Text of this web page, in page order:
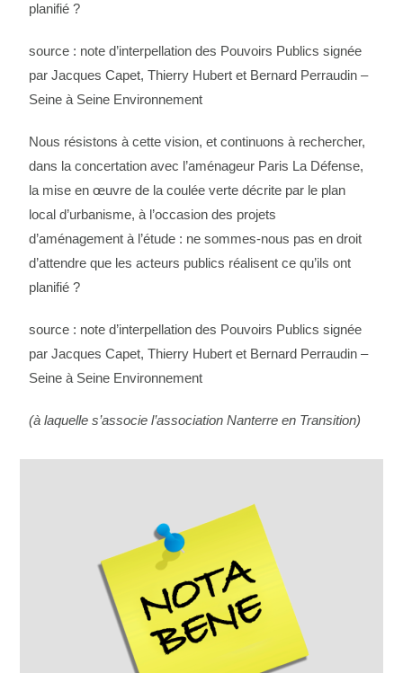
planifié ?
source : note d’interpellation des Pouvoirs Publics signée
par Jacques Capet, Thierry Hubert et Bernard Perraudin –
Seine à Seine Environnement
Nous résistons à cette vision, et continuons à rechercher,
dans la concertation avec l’aménageur Paris La Défense,
la mise en œuvre de la coulée verte décrite par le plan
local d’urbanisme, à l’occasion des projets
d’aménagement à l’étude : ne sommes-nous pas en droit
d’attendre que les acteurs publics réalisent ce qu’ils ont
planifié ?
source : note d’interpellation des Pouvoirs Publics signée
par Jacques Capet, Thierry Hubert et Bernard Perraudin –
Seine à Seine Environnement
(à laquelle s’associe l’association Nanterre en Transition)